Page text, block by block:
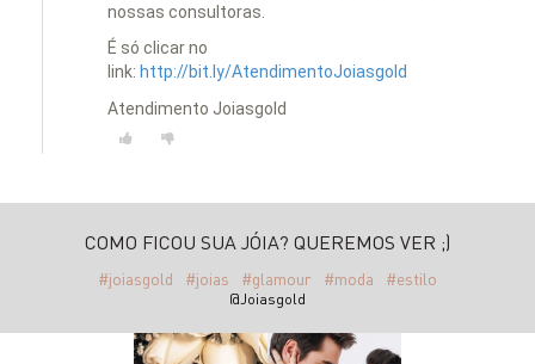
nossas consultoras.
É só clicar no
link: http://bit.ly/AtendimentoJoiasgold
Atendimento Joiasgold
COMO FICOU SUA JÓIA? QUEREMOS VER ;)
#joiasgold #joias #glamour #moda #estilo
@Joiasgold